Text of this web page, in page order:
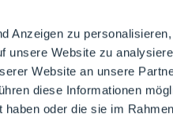
Anzeigen zu
unsere Website zu
Website an unsere
diese Informationen
oder die sie im
E-Mail und
das Einlösen eines
hast, nutze diesen.